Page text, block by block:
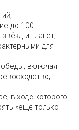
до 100
и планет;
для
включая
в ходе которого
«ещё только